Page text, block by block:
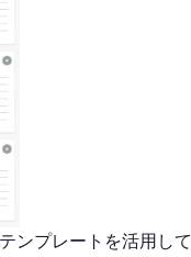
ンプレートを活用して